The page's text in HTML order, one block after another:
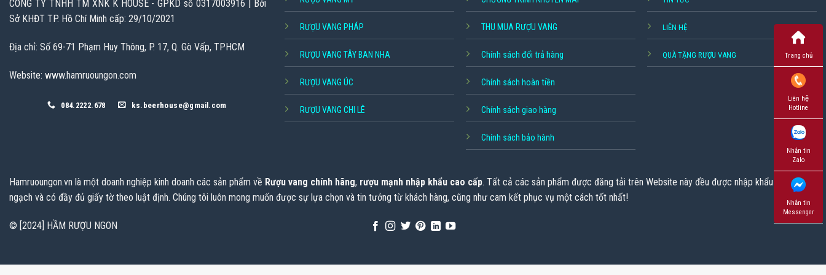
CÔNG TY TNHH TM XNK K HOUSE - GPKD số 0317003916 | Bởi
Sở KHĐT TP. Hồ Chí Minh cấp: 29/10/2021
Địa chỉ: Số 69-71 Phạm Huy Thông, P. 17, Q. Gò Vấp, TPHCM
Website: www.hamruoungon.com
084.2222.678 ks.beerhouse@gmail.com
RƯỢU VANG PHÁP
RƯỢU VANG TÂY BAN NHA
RƯỢU VANG ÚC
RƯỢU VANG CHI LÊ
THU MUA RƯỢU VANG
Chính sách đổi trả hàng
Chính sách hoàn tiền
Chính sách giao hàng
Chính sách bảo hành
LIÊN HỆ
QUÀ TẶNG RƯỢU VANG
Hamruoungon.vn là một doanh nghiệp kinh doanh các sản phẩm về Rượu vang chính hãng, rượu mạnh nhập khẩu cao cấp. Tất cả các sản phẩm được đăng tải trên Website này đều được nhập khẩu chính
ngạch và có đầy đủ giấy tờ theo luật định. Chúng tôi luôn mong muốn được sự lựa chọn và tin tưởng từ khách hàng, cũng như cam kết phục vụ một cách tốt nhất!
© [2024] HẦM RƯỢU NGON
Trang chủ
Liên hệ
Hotline
Nhắn tin
Zalo
Nhắn tin
Messenger